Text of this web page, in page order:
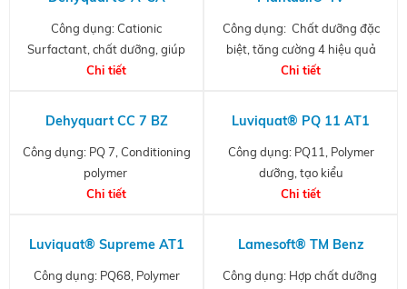
Công dụng: Cationic
Surfactant, chất dưỡng, giúp
tóc suôn mượt, giảm tĩnh điện
Chi tiết
Công dụng: Chất dưỡng đặc
biệt, tăng cường 4 hiệu quả
dưỡng
Chi tiết
Dehyquart CC 7 BZ
Công dụng: PQ 7, Conditioning
polymer
Chi tiết
Luviquat® PQ 11 AT1
Công dụng: PQ11, Polymer
dưỡng, tạo kiểu
Chi tiết
Luviquat® Supreme AT1
Công dụng: PQ68, Polymer
Lamesoft® TM Benz
Công dụng: Hợp chất dưỡng